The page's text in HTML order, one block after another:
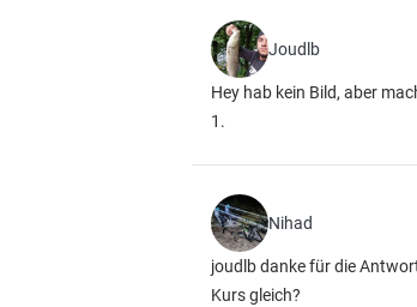
Joudlb
Hey hab kein Bild, aber
1.
Nihad
joudlb danke für die
Kurs gleich?